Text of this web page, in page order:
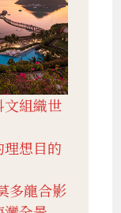
文組織世
理想目的
多龍合影